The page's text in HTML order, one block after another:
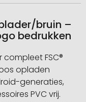
bruin –
bedrukken
FSC®
opladen
generaties,
PVC vrij.